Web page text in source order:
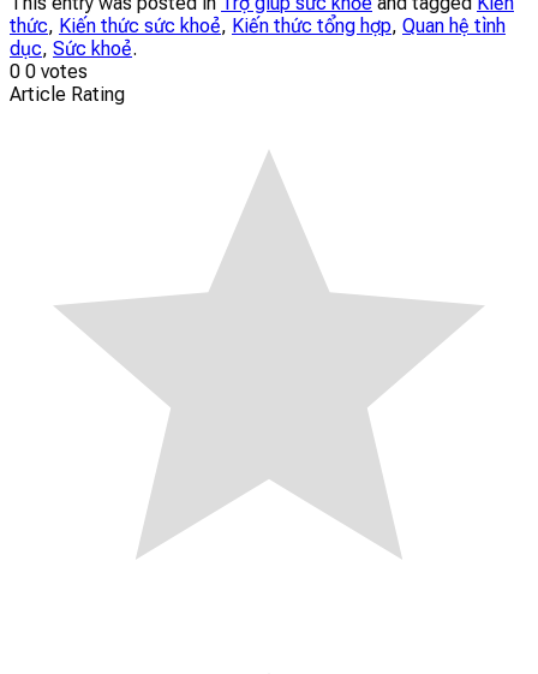
thức, Kiến thức sức khoẻ, Kiến thức tổng hợp, Quan hệ tình
dục, Sức khoẻ.
0 0 votes
Article Rating